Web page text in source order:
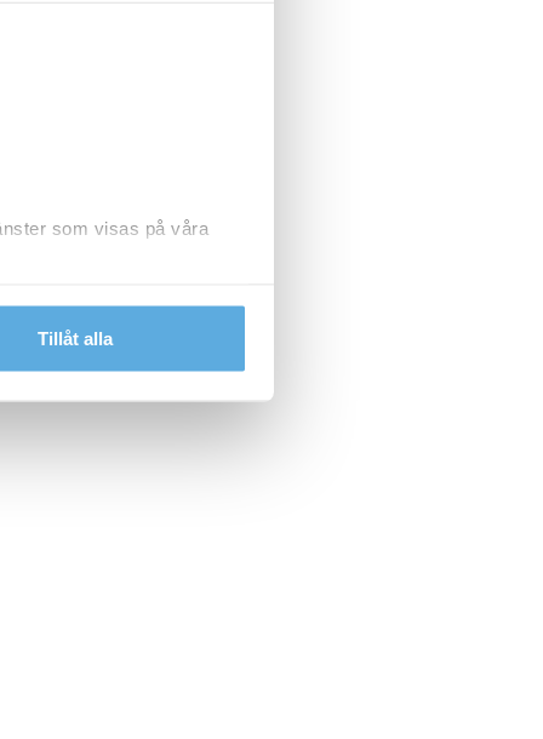
som visas på våra
Tillåt alla